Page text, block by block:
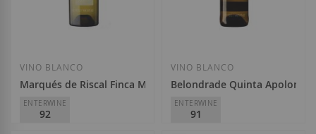
Añadir a la Lista de Deseos Añadir a la Lista
VINO BLANCO
Marqués de Riscal Finca Montico 2024
ENTERWINE
92
VINO BLANCO
Belondrade Quinta Apolonia
ENTERWINE
91